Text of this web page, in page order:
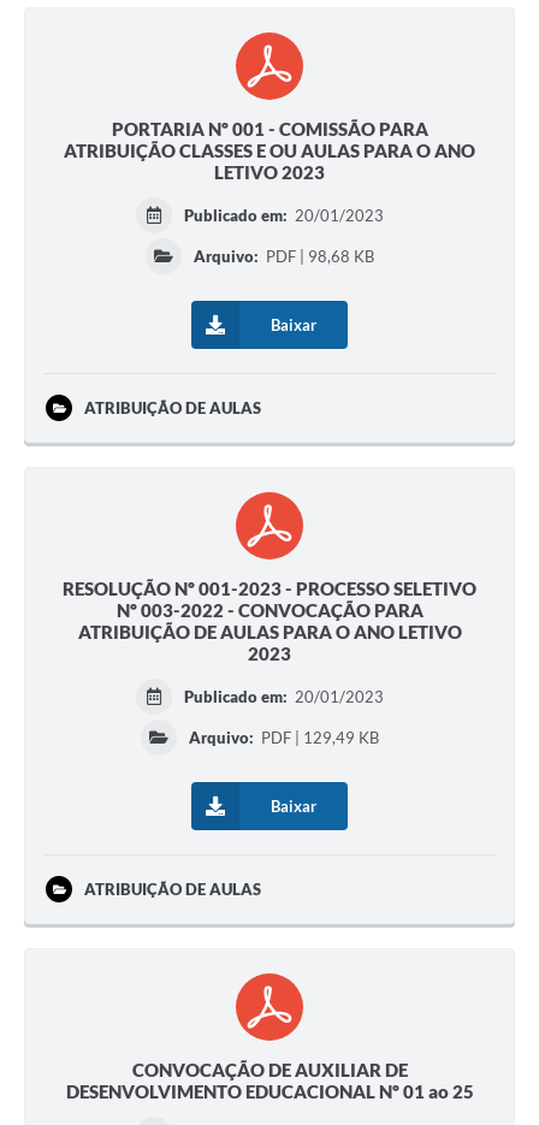
PORTARIA Nº 001 - COMISSÃO PARA
ATRIBUIÇÃO CLASSES E OU AULAS PARA O ANO
LETIVO 2023
Publicado em: 20/01/2023
Arquivo: PDF | 98,68 KB
Baixar
ATRIBUIÇÃO DE AULAS
RESOLUÇÃO Nº 001-2023 - PROCESSO SELETIVO
Nº 003-2022 - CONVOCAÇÃO PARA
ATRIBUIÇÃO DE AULAS PARA O ANO LETIVO
2023
Publicado em: 20/01/2023
Arquivo: PDF | 129,49 KB
Baixar
ATRIBUIÇÃO DE AULAS
CONVOCAÇÃO DE AUXILIAR DE
DESENVOLVIMENTO EDUCACIONAL Nº 01 ao 25